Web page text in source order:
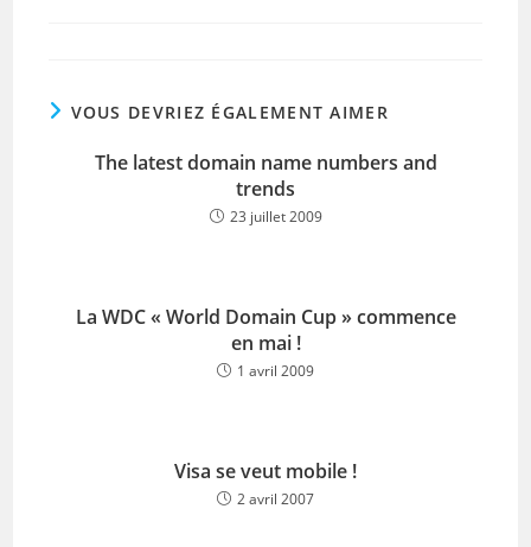
VOUS DEVRIEZ ÉGALEMENT AIMER
The latest domain name numbers and
trends
23 juillet 2009
La WDC « World Domain Cup » commence
en mai !
1 avril 2009
Visa se veut mobile !
2 avril 2007